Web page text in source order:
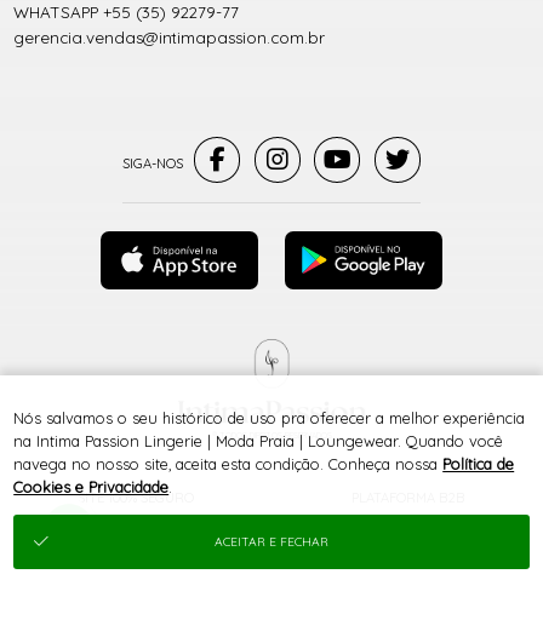
SITE 100% SEGURO
WHATSAPP +55 (35) 92279-77
gerencia.vendas@intimapassion.com.br
® TODOS DIREITOS RESERVADOS
Nós salvamos o seu histórico de uso pra oferecer a melhor experiência
na Intima Passion Lingerie | Moda Praia | Loungewear. Quando você
navega no nosso site, aceita esta condição. Conheça nossa Política de
Cookies e Privacidade
ACEITAR E FECHAR